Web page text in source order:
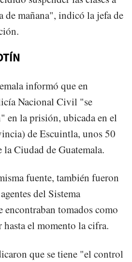
de mañana", indicó la jefa de
informó que en
Nacional Civil "se
en la prisión, ubicada en el
de Escuintla, unos 50
Ciudad de Guatemala.
fuente, también fueron
del Sistema
encontraban tomados como
hasta el momento la cifra.
que se tiene "el control